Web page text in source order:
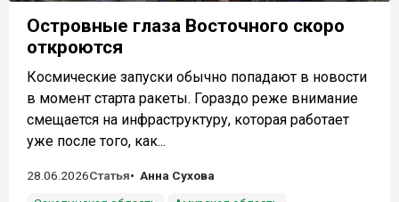
Островные глаза Восточного скоро
откроются
Космические запуски обычно попадают в новости
в момент старта ракеты. Гораздо реже внимание
смещается на инфраструктуру, которая работает
уже после того, как...
28.06.2026Статья
Анна Сухова